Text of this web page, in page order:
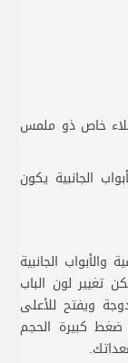
خاص ذو ملمس
الجانبية يكون
الجانبية
تغيير لون الباب
ويفتح للأعلى
كبيرة الحجم